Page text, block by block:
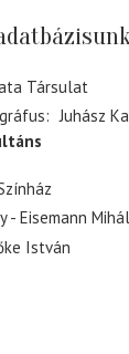
Társulat
Juhász
- Eisemann
István